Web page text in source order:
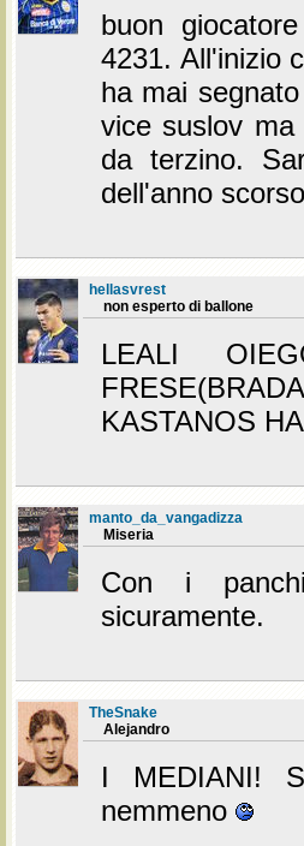
buon
4231. All'inizio
ha mai
vice suslov ma
da terzino.
dell'anno
hellasvrest
non esperto di ballone
LEALI
KASTANOS
manto_da_vangadizza
Miseria
Con i
sicuramente.
TheSnake
Alejandro
I MEDIANI!
nemmeno